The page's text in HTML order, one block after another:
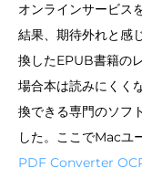
オンラインサービス
結果、期待外れと感
換したEPUB書籍の
場合本は読みにくく
換できる専門のソフ
した。ここでMacユ
PDF Converter